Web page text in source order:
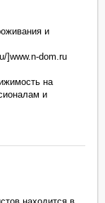
и
]www.n-dom.ru
на
и